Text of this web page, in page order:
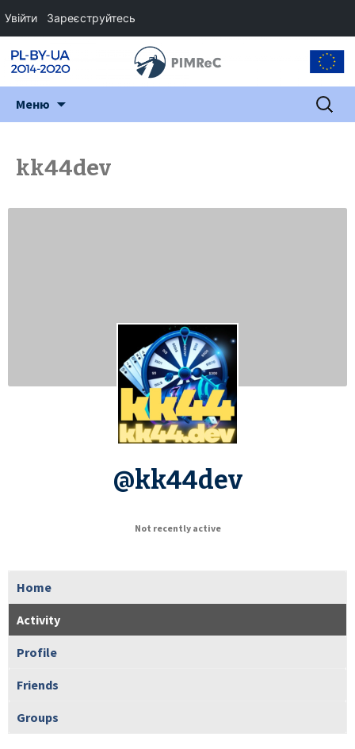
Меню Пошук:
kk44dev
@kk44dev
Not recently active
Home
Activity
Profile
Friends
Groups
Увійти Зареєструйтесь